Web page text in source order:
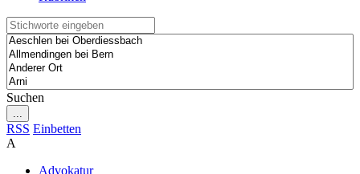
Suchen
RSS Einbetten
A
Advokatur